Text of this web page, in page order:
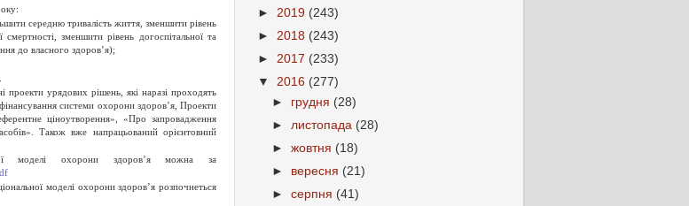
середню тривалість життя, зменшити рівень
зменшити рівень догоспітальної та
до власного здоров’я);
урядових рішень, які наразі проходять
системи охорони здоров’я, Проекти
ціноутворення», «Про запровадження
Також вже напрацьований орієнтовний
моделі охорони здоров’я можна за
моделі охорони здоров’я розпочнеться
► 2019 (243)
► 2018 (243)
► 2017 (233)
▼ 2016 (277)
► грудня (28)
►листопада (28)
►жовтня (18)
► вересня (21)
►серпня (41)